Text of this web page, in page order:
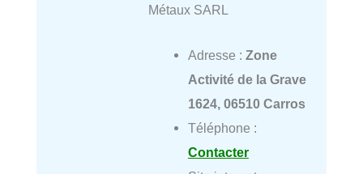
Métaux SARL
Adresse : Zone
Activité de la Grave
1624, 06510 Carros
Téléphone :
Contacter